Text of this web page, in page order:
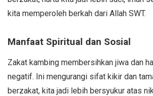
kita memperoleh berkah dari Allah SWT.
Manfaat Spiritual dan Sosial
Zakat kambing membersihkan jiwa dan
negatif. Ini mengurangi sifat kikir dan
berzakat, kita jadi lebih bersyukur atas